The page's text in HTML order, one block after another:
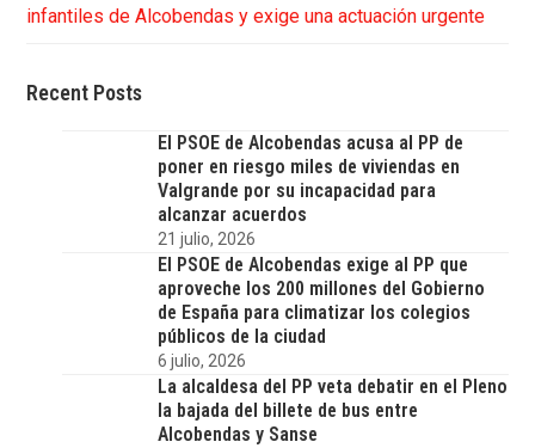
infantiles de Alcobendas y exige una actuación urgente
Recent Posts
El PSOE de Alcobendas acusa al PP de
poner en riesgo miles de viviendas en
Valgrande por su incapacidad para
alcanzar acuerdos
21 julio, 2026
El PSOE de Alcobendas exige al PP que
aproveche los 200 millones del Gobierno
de España para climatizar los colegios
públicos de la ciudad
6 julio, 2026
La alcaldesa del PP veta debatir en el Pleno
la bajada del billete de bus entre
Alcobendas y Sanse